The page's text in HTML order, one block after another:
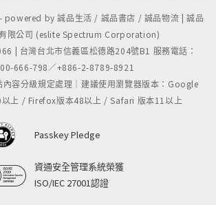
powered by 誠品生活 / 誠品書店 / 誠品物流 | 誠品
限公司 (eslite Spectrum Corporation)
| 台灣台北市信義區松德路204號B1 服務電話：
666-798／+886-2-8789-8921
內容分級規定處理｜建議使用瀏覽器版本：Google
上 / Firefox版本48以上 / Safari 版本11以上
Passkey Pledge
資通安全管理系統榮獲
ISO/IEC 27001認證